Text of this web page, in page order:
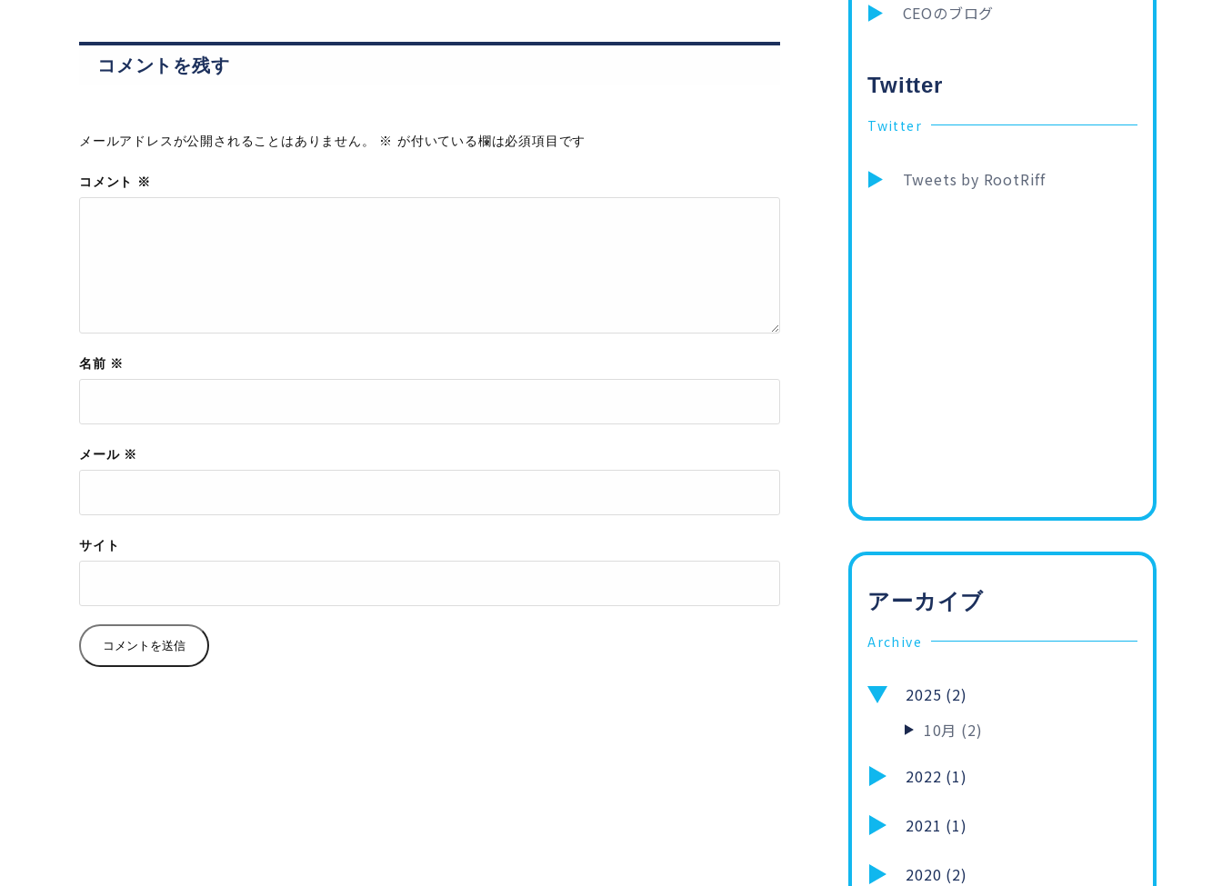
コメントを残す
メールアドレスが公開されることはありません。 ※ が付いている欄は必須項目です
コメント ※
名前 ※
メール ※
サイト
CEOのブログ
Twitter
Twitter
Tweets by RootRiff
アーカイブ
Archive
2025 (2)
10月 (2)
2022 (1)
2021 (1)
2020 (2)